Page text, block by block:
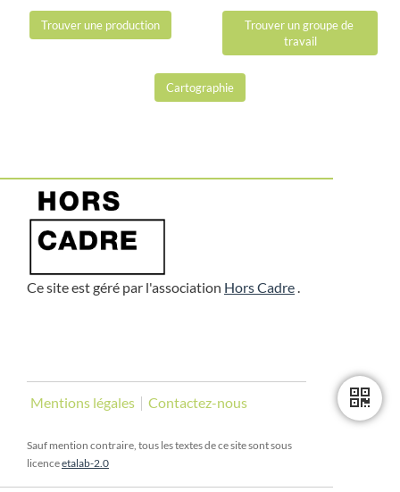
Trouver une production
Trouver un groupe de
travail
Cartographie
Ce site est géré par l'association Hors Cadre.
Mentions légales Contactez-nous
Sauf mention contraire, tous les textes de ce site sont sous
licenceetalab-2.0